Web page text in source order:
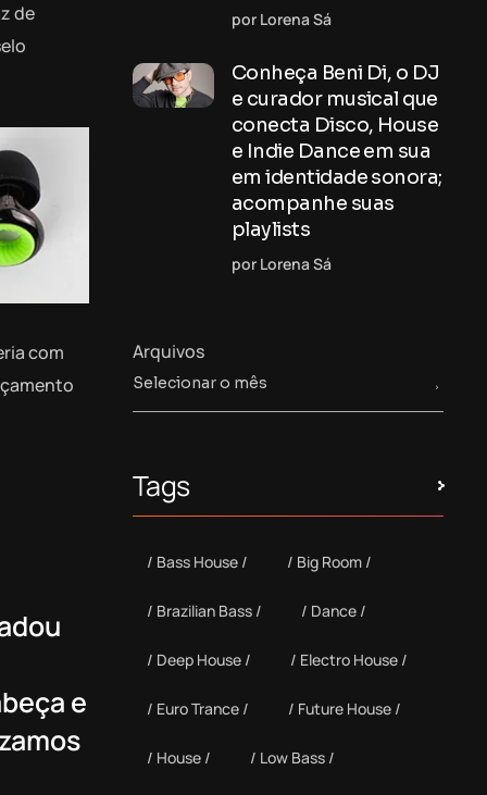
de
com
e
por Lorena Sá
Conheça Beni Di, o DJ
e curador musical que
conecta Disco, House
e Indie Dance em sua
em identidade sonora;
acompanhe suas
playlists
por Lorena Sá
Arquivos
Tags
Bass House Big Room
Brazilian Bass Dance
Deep House Electro House
Euro Trance Future House
House Low Bass